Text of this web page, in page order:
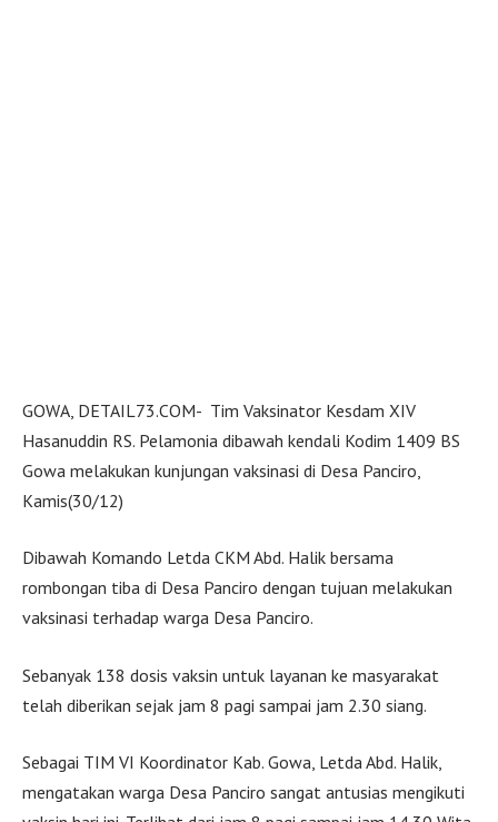
GOWA, DETAIL73.COM- Tim Vaksinator Kesdam XIV
Hasanuddin RS. Pelamonia dibawah kendali Kodim 1409 BS
Gowa melakukan kunjungan vaksinasi di Desa Panciro,
Kamis(30/12)
Dibawah Komando Letda CKM Abd. Halik bersama
rombongan tiba di Desa Panciro dengan tujuan melakukan
vaksinasi terhadap warga Desa Panciro.
Sebanyak 138 dosis vaksin untuk layanan ke masyarakat
telah diberikan sejak jam 8 pagi sampai jam 2.30 siang.
Sebagai TIM VI Koordinator Kab. Gowa, Letda Abd. Halik,
mengatakan warga Desa Panciro sangat antusias mengikuti